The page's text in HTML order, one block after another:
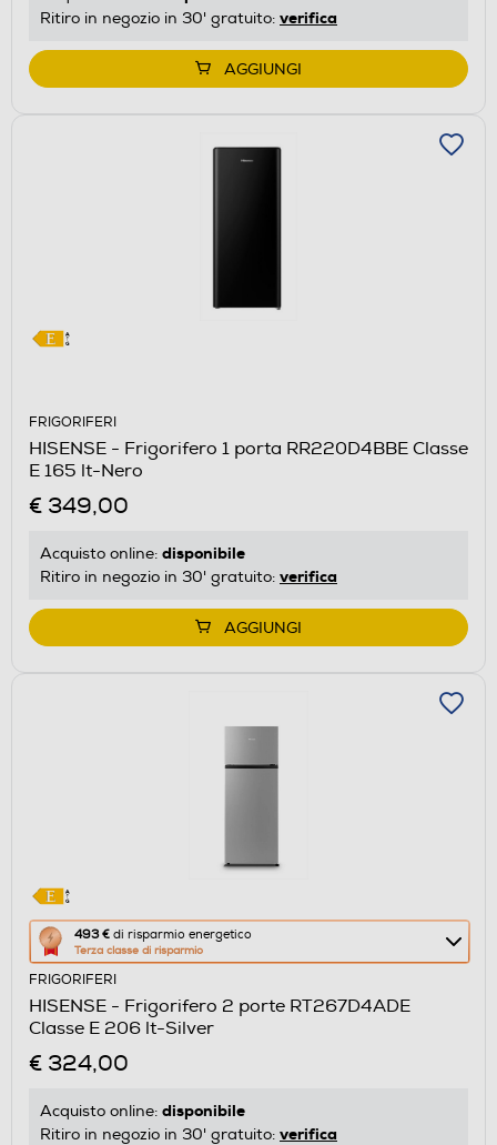
diRitiro in negozio in 30' gratuito: verifica
AGGIUNGI
FRIGORIFERI
HISENSE - Frigorifero 1 porta RR220D4BBE Classe
E 165 lt-Nero
€ 349,00
Acquisto online: disponibile
Ritiro in negozio in 30' gratuito: verifica
AGGIUNGI
493 € di risparmio energetico
Terza classe di risparmio
Questa
azione
aprirà
il
Calcolatore
di
energetico
FRIGORIFERI
HISENSE - Frigorifero 2 porte RT267D4ADE
Classe E 206 lt-Silver
€ 324,00
Acquisto online: disponibile
Ritiro in negozio in 30' gratuito: verifica